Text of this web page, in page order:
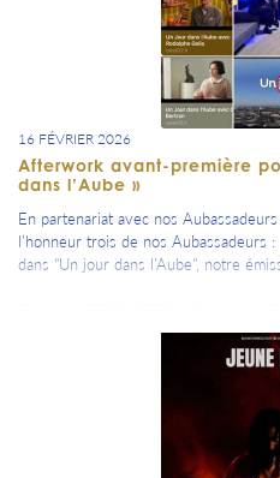
16 FÉVRIER 2026
Afterwork avant-première
dans l’Aube »
En partenariat avec nos
l’honneur trois de nos Aubassadeurs :
dans "Un jour dans l’Aube", notre
Philippe Adnot, ancien sénateur du
Président du Conseil Départemental
Cécile Bertran, directrice du Musée
=> Découvrez en replay sur
parcours de ces personnalités